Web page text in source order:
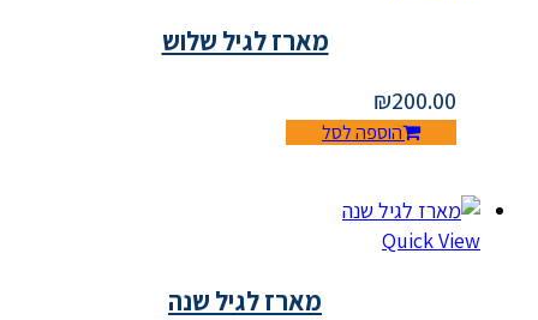
מארז לגיל שלוש
₪200.00
הוספה לסל
Quick View
מארז לגיל שנה